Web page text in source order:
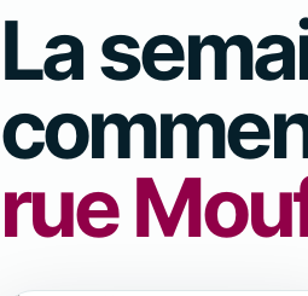
La
rue